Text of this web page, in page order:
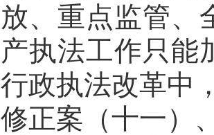
放、重点监管、
产执法工作只能
行政执法改革中
修正案（十一）